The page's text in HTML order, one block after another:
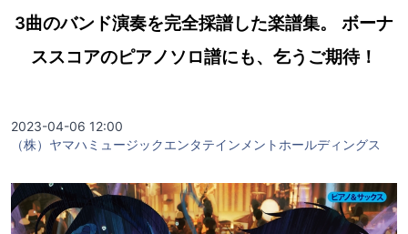
3曲のバンド演奏を完全採譜した楽譜集。 ボーナ
ススコアのピアノソロ譜にも、乞うご期待！
2023-04-06 12:00
（株）ヤマハミュージックエンタテインメントホールディングス